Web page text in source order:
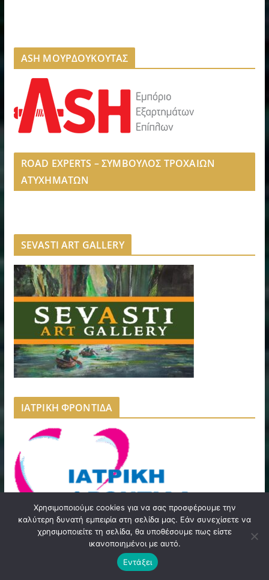
ASH ΜΟΥΡΔΟΥΚΟΥΤΑΣ
ROAD EXPERTS – ΣΥΜΒΟΥΛΟΣ ΤΡΟΧΑΙΩΝ
ΑΤΥΧΗΜΑΤΩΝ
SEVASTI ART GALLERY
ΙΑΤΡΙΚΗ ΦΡΟΝΤΙΔΑ
BDRVANS ΕΤΑΙΡΕΙΑ LEASING
Χρησιμοποιούμε cookies για να σας προσφέρουμε την
καλύτερη δυνατή εμπειρία στη σελίδα μας. Εάν συνεχίσετε να
χρησιμοποιείτε τη σελίδα, θα υποθέσουμε πως είστε
ικανοποιημένοι με αυτό.
Εντάξει